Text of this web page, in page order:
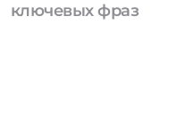
ключевых фраз